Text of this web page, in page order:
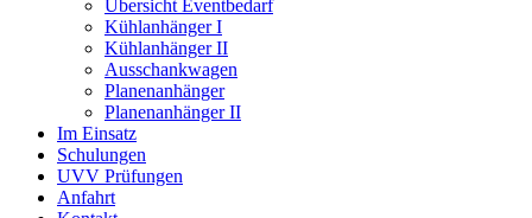
Übersicht Eventbedarf
Kühlanhänger I
Kühlanhänger II
Ausschankwagen
Planenanhänger
Planenanhänger II
Im Einsatz
Schulungen
UVV Prüfungen
Anfahrt